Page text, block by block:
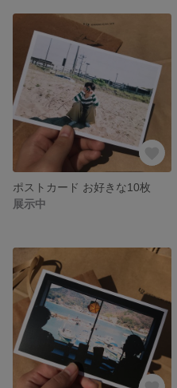
ポストカード お好きな10枚
展示中